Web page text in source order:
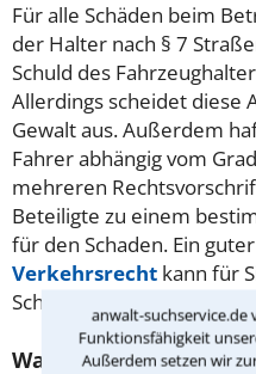
anwalt-suchservice.de
Funktionsfähigkeit
Außerdem setzen wir
Für alle Schäden beim
der Halter nach § 7
Schuld des
Allerdings scheidet diese
Gewalt aus. Außerdem
Fahrer abhängig vom
mehreren
Beteiligte zu einem
für den Schaden. Ein
Verkehrsrecht kann für
Schadensersatzansprüche
Wann kann ich als